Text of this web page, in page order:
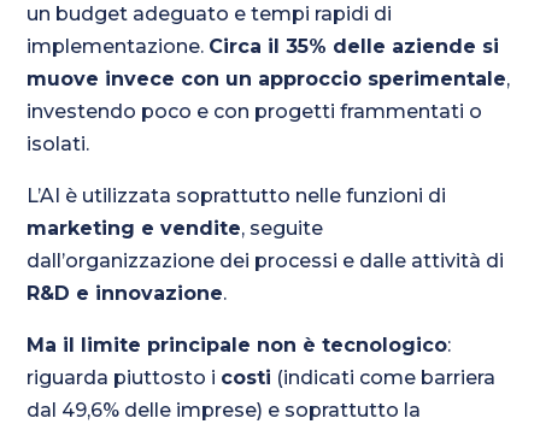
un budget adeguato e tempi rapidi di
implementazione. Circa il35% delle aziende si
muove invece con un approccio sperimentale,
investendo poco e con progetti frammentati o
isolati.
L’AI è utilizzata soprattutto nelle funzioni di
marketing e vendite, seguite
dall’organizzazione dei processi e dalle attività di
R&D e innovazione.
Ma il limite principale non è tecnologico:
riguarda piuttosto i costi (indicati come barriera
dal 49,6% delle imprese) e soprattutto la